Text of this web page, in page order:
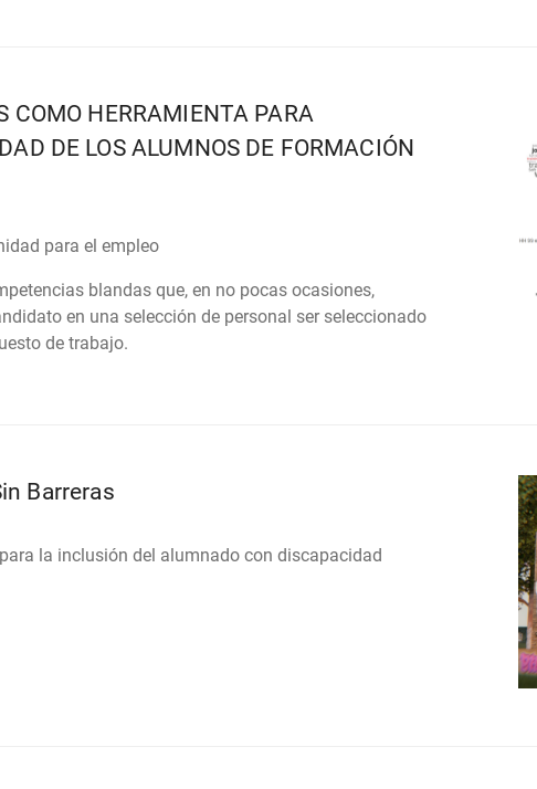
COMO HERRAMIENTA PARA
DE LOS ALUMNOS DE FORMACIÓN
para el empleo
blandas que, en no pocas ocasiones,
en una selección de personal ser seleccionado
de trabajo.
Barreras
la inclusión del alumnado con discapacidad